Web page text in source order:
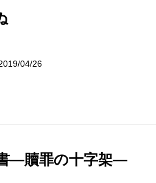
04/26
―贖罪の十字架―